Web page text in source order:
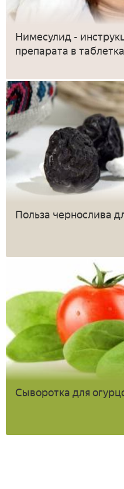
Нимесулид -
препарата в
Польза чернослива
Сыворотка для